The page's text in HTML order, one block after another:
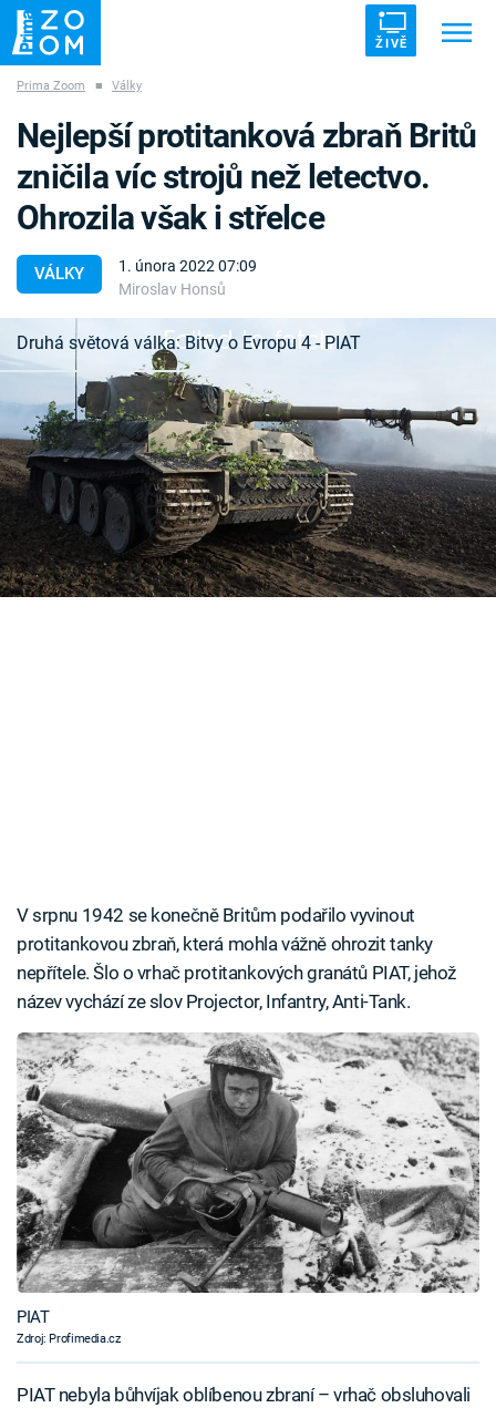
ŽIVĚ
ZÁHADY VETŘELCI DÁVNOVĚKU
Témata
Témata
Pořady
TV Program
Časopis
Sledujte prima+
Prima Zoom ■ Války
VÁLKY
1. února 2022 07:09
Miroslav Honsů
Nejlepší protitanková zbraň Britů
zničila víc strojů než letectvo.
Ohrozila však i střelce
Failed to fetch
Druhá světová válka: Bitvy o Evropu 4 - PIAT
V pozdějších fázích druhé světové války všechny
armády postupně zjistily, že největším nepřítelem
tanku je pěšák ozbrojený ruční protitankovou
zbraní.
V srpnu 1942 se konečně Britům podařilo vyvinout
protitankovou zbraň, která mohla vážně ohrozit tanky
nepřítele. Šlo o vrhač protitankových granátů PIAT, jehož
název vychází ze slov Projector, Infantry, Anti-Tank.
PIAT
Zdroj: Profimedia.cz
PIAT nebyla bůhvíjak oblíbenou zbraní – vrhač obsluhovali